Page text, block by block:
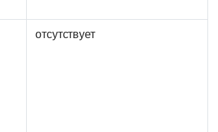
отсутствует